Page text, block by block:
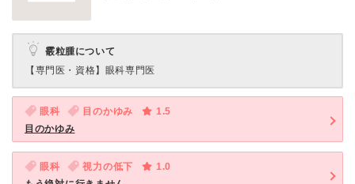
霰粒腫について
【専門医・資格】 眼科専門医
眼科 目のかゆみ
1.5
目のかゆみ
眼科 視力の低下
1.0